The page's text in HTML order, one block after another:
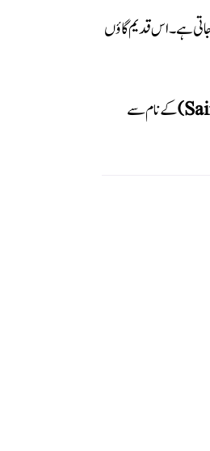
1871ء سے پہلے تک جاتی ہے۔ اس قدیم گاؤں
کے نام سے